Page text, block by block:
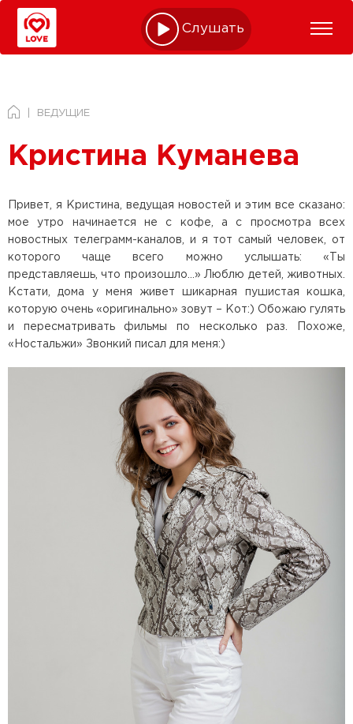
Слушать online
ВЕДУЩИЕ
Кристина Куманева
Привет, я Кристина, ведущая новостей и этим все сказано:
мое утро начинается не с кофе, а с просмотра всех
новостных телеграмм-каналов, и я тот самый человек, от
которого чаще всего можно услышать: «Ты
представляешь, что произошло…» Люблю детей, животных.
Кстати, дома у меня живет шикарная пушистая кошка,
которую очень «оригинально» зовут – Кот:) Обожаю гулять
и пересматривать фильмы по несколько раз. Похоже,
«Ностальжи» Звонкий писал для меня:)